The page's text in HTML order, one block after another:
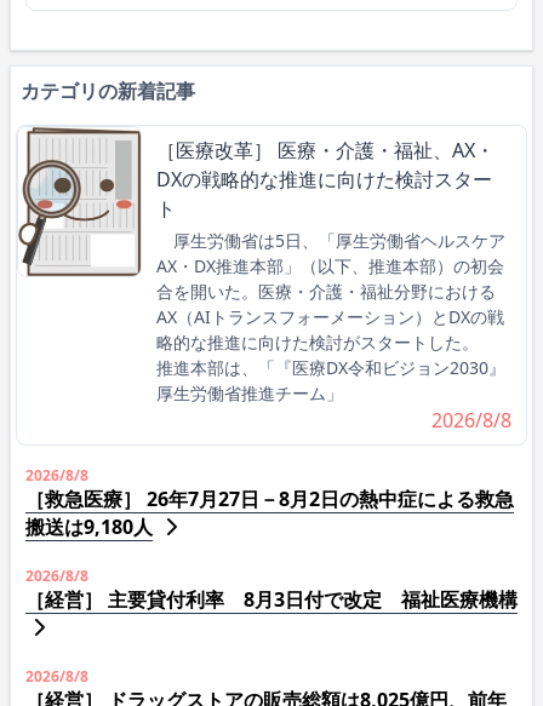
カテゴリの新着記事
［医療改革］ 医療・介護・福祉、AX・
DXの戦略的な推進に向けた検討スター
ト
厚生労働省は5日、「厚生労働省ヘルスケア
AX・DX推進本部」（以下、推進本部）の初会
合を開いた。医療・介護・福祉分野における
AX（AIトランスフォーメーション）とDXの戦
略的な推進に向けた検討がスタートした。
推進本部は、「『医療DX令和ビジョン2030』
厚生労働省推進チーム」
2026/8/8
2026/8/8
［救急医療］ 26年7月27日－8月2日の熱中症による救急
搬送は9,180人
2026/8/8
［経営］ 主要貸付利率 8月3日付で改定 福祉医療機構
2026/8/8
［経営］ ドラッグストアの販売総額は8,025億円、前年